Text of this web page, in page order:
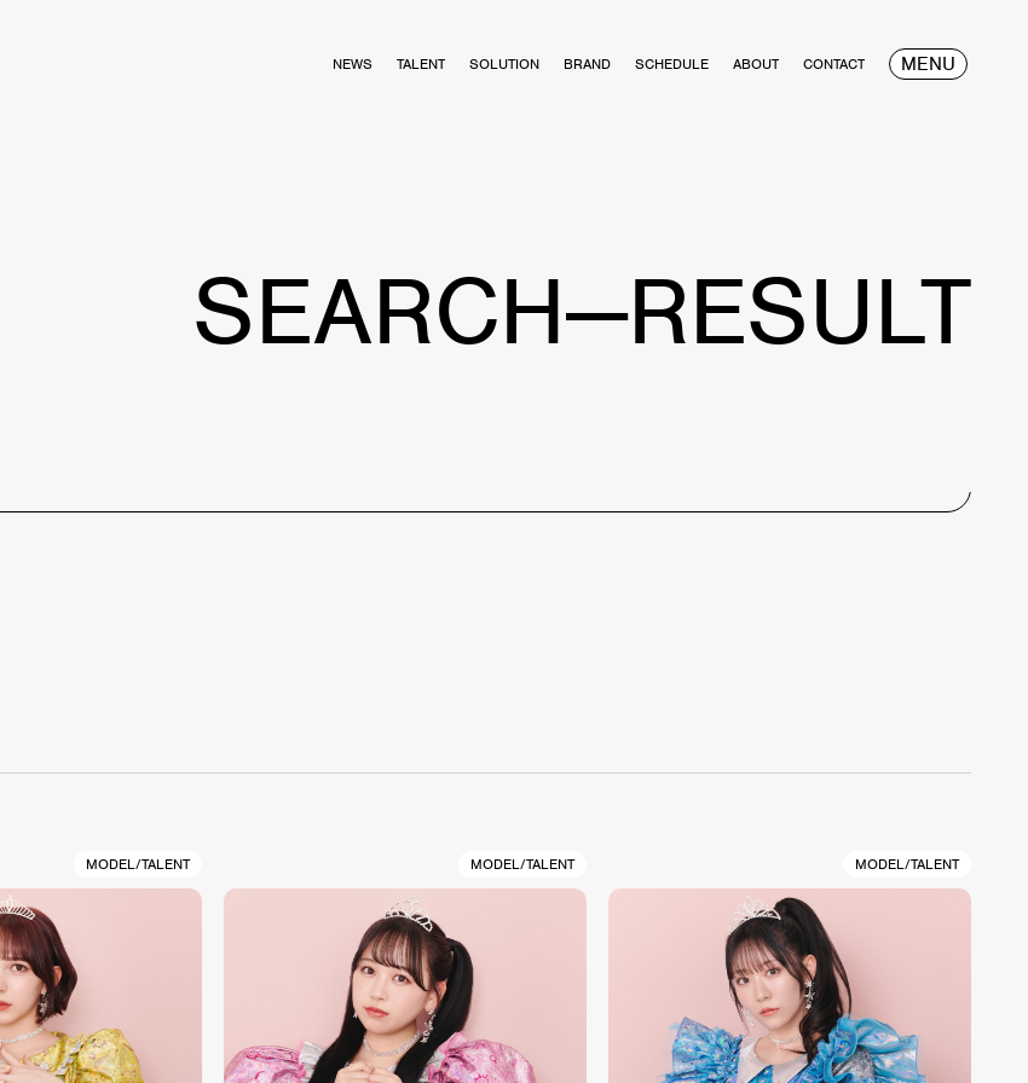
NEWS TALENT SOLUTION BRAND SCHEDULE ABOUT CONTACT MENU
SEARCH—RESULT
MODEL/TALENT MODEL/TALENT MODEL/TALENT